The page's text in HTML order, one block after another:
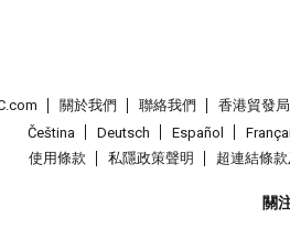
關於我們 聯絡我們 香港貿發
Čeština
Deutsch Español
使用條款
私隱政策聲明 超連結條款
關